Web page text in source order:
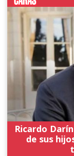
Ricardo
de sus